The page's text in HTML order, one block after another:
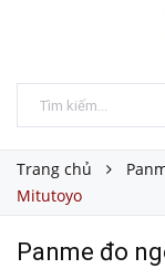
Trang chủ
Mitutoyo
Panme đo